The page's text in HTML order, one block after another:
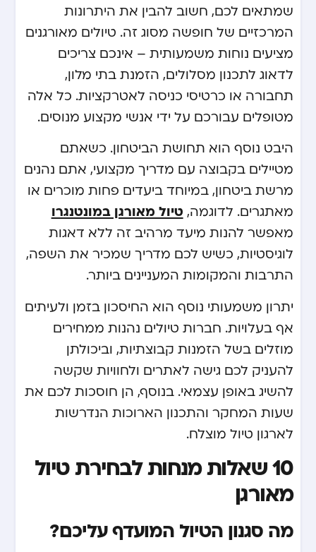
שמתאים לכם, חשוב להבין את היתרונות
המרכזיים של חופשה מסוג זה. טיולים מאורגנים
מציעים נוחות משמעותית – אינכם צריכים
לדאוג לתכנון מסלולים, הזמנת בתי מלון,
תחבורה או כרטיסי כניסה לאטרקציות. כל אלה
מטופלים עבורכם על ידי אנשי מקצוע מנוסים.
היבט נוסף הוא תחושת הביטחון. כשאתם
מטיילים בקבוצה עם מדריך מקצועי, אתם נהנים
מרשת ביטחון, במיוחד ביעדים פחות מוכרים או
מאתגרים. לדוגמה, טיול מאורגן במונטנגרו
מאפשר להנות מיעד מרהיב זה ללא דאגות
לוגיסטיות, כשיש לכם מדריך שמכיר את השפה,
התרבות והמקומות המעניינים ביותר.
יתרון משמעותי נוסף הוא החיסכון בזמן ולעיתים
אף בעלויות. חברות טיולים נהנות ממחירים
מוזלים בשל הזמנות קבוצתיות, וביכולתן
להעניק לכם גישה לאתרים ולחוויות שקשה
להשיג באופן עצמאי. בנוסף, הן חוסכות לכם את
שעות המחקר והתכנון הארוכות הנדרשות
לארגון טיול מוצלח.
10 שאלות מנחות לבחירת טיול
מאורגן
מה סגנון הטיול המועדף עליכם?